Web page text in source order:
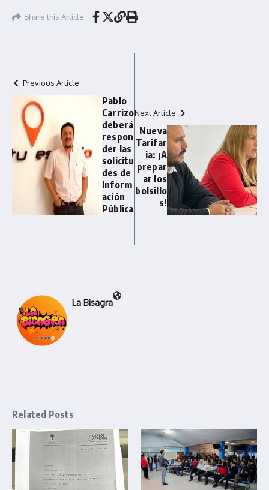
Share this Article
Previous Article
Pablo
Carrizo
deberá
respon
der las
solicitu
des de
Inform
ación
Pública
Next Article
Nueva
Tarifar
ia: ¡A
prepar
ar los
bolsillo
s!
La Bisagra
Related Posts